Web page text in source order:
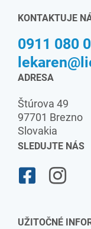
KONTAKTUJE
0911 080
ADRESA
Štúrova 49
97701 Brezno
Slovakia
SLEDUJTE NÁS
UŽITOČNÉ